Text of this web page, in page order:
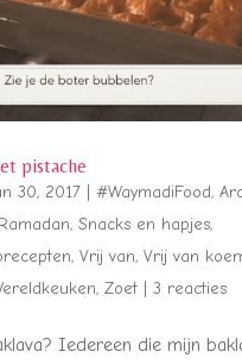
pistache
30, 2017| #WaymadiFood,
Ramadan, Snacks en hapjes,
, Vrij van, Vrij van
, Zoet| 3 reacties
Iedereen die mijn